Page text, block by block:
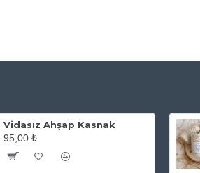
Vidasız Ahşap Kasnak
95,00 ₺